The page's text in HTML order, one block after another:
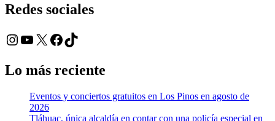
Redes sociales
Instagram
YouTube
X Facebook
TikTok
Lo más reciente
Eventos y conciertos gratuitos en Los Pinos en agosto de
2026
Tláhuac, única alcaldía en contar con una policía especial en